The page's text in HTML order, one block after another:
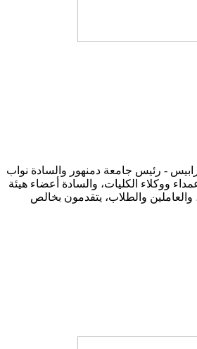
الأستاذ الدكتور / إلهامي ترابيس - رئيس جامعة دمنهور والسادة نواب
رئيس الجامعة، والسادة عمداء ووكلاء الكليات، والسادة أعضاء هيئة
التدريس والهيئة المعاونة، والعاملين والطلاب، يتقدمون بخالص